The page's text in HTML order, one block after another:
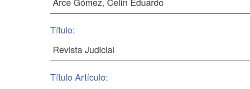
Título:
Título Artículo: